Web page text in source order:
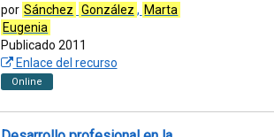
por Sánchez González , Marta
Eugenia
Publicado 2011
Enlace del recurso
Online